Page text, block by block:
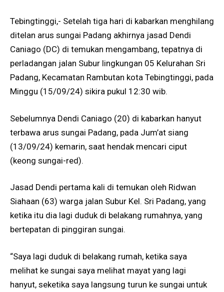
Tebingtinggi,- Setelah tiga hari di kabarkan menghilang
ditelan arus sungai Padang akhirnya jasad Dendi
Caniago (DC) di temukan mengambang, tepatnya di
perladangan jalan Subur lingkungan 05 Kelurahan Sri
Padang, Kecamatan Rambutan kota Tebingtinggi, pada
Minggu (15/09/24) sikira pukul 12:30 wib.
Sebelumnya Dendi Caniago (20) di kabarkan hanyut
terbawa arus sungai Padang, pada Jum’at siang
(13/09/24) kemarin, saat hendak mencari ciput
(keong sungai-red).
Jasad Dendi pertama kali di temukan oleh Ridwan
Siahaan (63) warga jalan Subur Kel. Sri Padang, yang
ketika itu dia lagi duduk di belakang rumahnya, yang
bertepatan di pinggiran sungai.
“Saya lagi duduk di belakang rumah, ketika saya
melihat ke sungai saya melihat mayat yang lagi
hanyut, seketika saya langsung turun ke sungai untuk